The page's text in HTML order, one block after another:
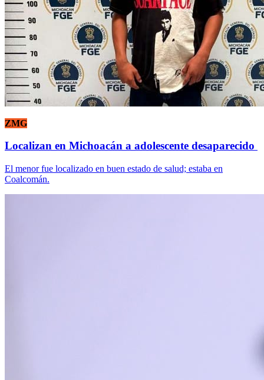
ZMG
Localizan en Michoacán a adolescente desaparecido
El menor fue localizado en buen estado de salud; estaba en
Coalcomán.